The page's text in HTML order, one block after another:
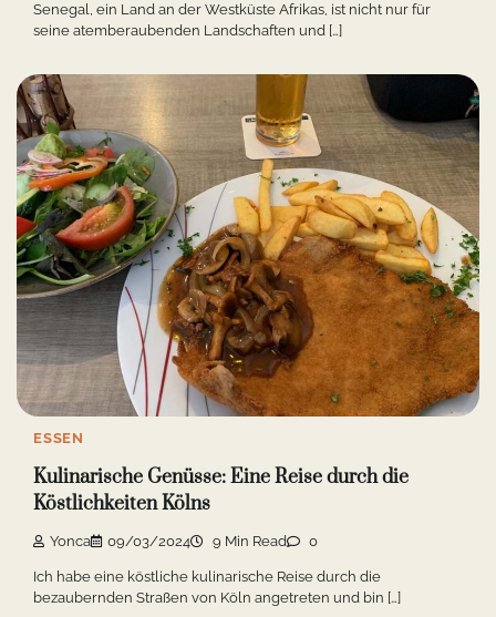
Senegal, ein Land an der Westküste Afrikas, ist nicht nur für
seine atemberaubenden Landschaften und […]
ESSEN
Kulinarische Genüsse: Eine Reise durch die
Köstlichkeiten Kölns
Yonca 09/03/2024 9 Min Read 0
Ich habe eine köstliche kulinarische Reise durch die
bezaubernden Straßen von Köln angetreten und bin […]